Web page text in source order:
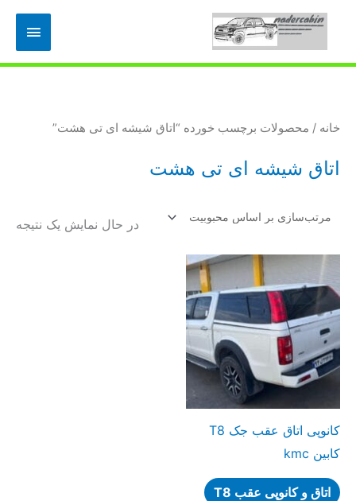
اصلی
خانه / محصولات برچسب خورده “اتاق شیشه ای تی هشت”
اتاق شیشه ای تی هشت
در حال نمایش یک نتیجه
کانوپی اتاق عقب جک T8
کابین kmc
اتاق و کانوپی عقب T8